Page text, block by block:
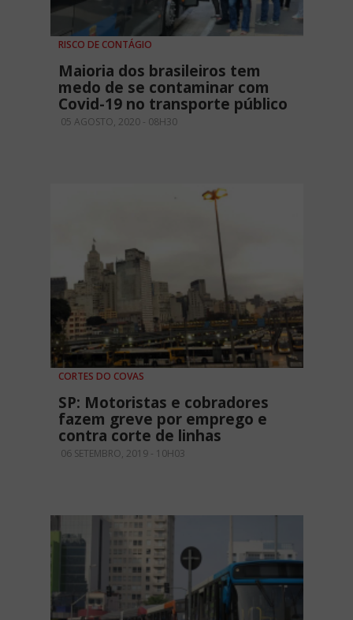
RISCO DE CONTÁGIO
Maioria dos brasileiros tem
medo de se contaminar com
Covid-19 no transporte público
05 AGOSTO, 2020 - 08H30
CORTES DO COVAS
SP: Motoristas e cobradores
fazem greve por emprego e
contra corte de linhas
06 SETEMBRO, 2019 - 10H03